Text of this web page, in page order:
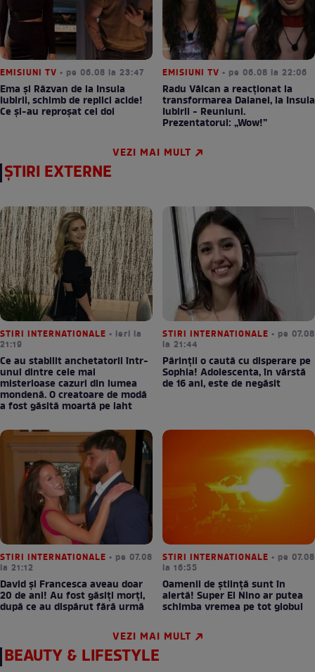
EMISIUNI TV • pe 06.08 la 23:47
Ema și Răzvan de la Insula
Iubirii, schimb de replici acide!
Ce și-au reproșat cei doi
EMISIUNI TV • pe 06.08 la 22:06
Radu Vâlcan a reacționat la
transformarea Daianei, la Insula
Iubirii - Reuniuni.
Prezentatorul: „Wow!”
VEZI MAI MULT
ȘTIRI EXTERNE
STIRI INTERNATIONALE • ieri la
21:19
Ce au stabilit anchetatorii într-
unul dintre cele mai
misterioase cazuri din lumea
mondenă. O creatoare de modă
a fost găsită moartă pe iaht
STIRI INTERNATIONALE • pe 07.08
la 21:44
Părinții o caută cu disperare pe
Sophia! Adolescenta, în vârstă
de 16 ani, este de negăsit
STIRI INTERNATIONALE • pe 07.08
la 21:12
David și Francesca aveau doar
20 de ani! Au fost găsiți morți,
după ce au dispărut fără urmă
STIRI INTERNATIONALE • pe 07.08
la 16:55
Oamenii de știință sunt în
alertă! Super El Nino ar putea
schimba vremea pe tot globul
VEZI MAI MULT
BEAUTY & LIFESTYLE